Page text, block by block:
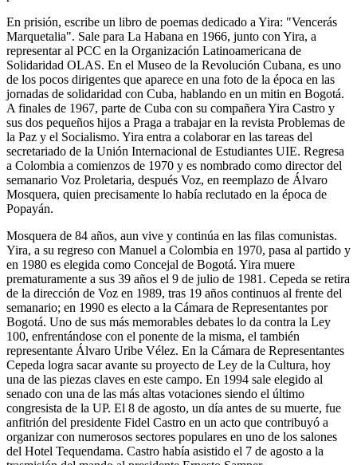
En prisión, escribe un libro de poemas dedicado a Yira: "Vencerás
Marquetalia". Sale para La Habana en 1966, junto con Yira, a
representar al PCC en la Organización Latinoamericana de
Solidaridad OLAS. En el Museo de la Revolución Cubana, es uno
de los pocos dirigentes que aparece en una foto de la época en las
jornadas de solidaridad con Cuba, hablando en un mitin en Bogotá.
A finales de 1967, parte de Cuba con su compañera Yira Castro y
sus dos pequeños hijos a Praga a trabajar en la revista Problemas de
la Paz y el Socialismo. Yira entra a colaborar en las tareas del
secretariado de la Unión Internacional de Estudiantes UIE. Regresa
a Colombia a comienzos de 1970 y es nombrado como director del
semanario Voz Proletaria, después Voz, en reemplazo de Álvaro
Mosquera, quien precisamente lo había reclutado en la época de
Popayán.
Mosquera de 84 años, aun vive y continúa en las filas comunistas.
Yira, a su regreso con Manuel a Colombia en 1970, pasa al partido y
en 1980 es elegida como Concejal de Bogotá. Yira muere
prematuramente a sus 39 años el 9 de julio de 1981. Cepeda se retira
de la dirección de Voz en 1989, tras 19 años continuos al frente del
semanario; en 1990 es electo a la Cámara de Representantes por
Bogotá. Uno de sus más memorables debates lo da contra la Ley
100, enfrentándose con el ponente de la misma, el también
representante Álvaro Uribe Vélez. En la Cámara de Representantes
Cepeda logra sacar avante su proyecto de Ley de la Cultura, hoy
una de las piezas claves en este campo. En 1994 sale elegido al
senado con una de las más altas votaciones siendo el último
congresista de la UP. El 8 de agosto, un día antes de su muerte, fue
anfitrión del presidente Fidel Castro en un acto que contribuyó a
organizar con numerosos sectores populares en uno de los salones
del Hotel Tequendama. Castro había asistido el 7 de agosto a la